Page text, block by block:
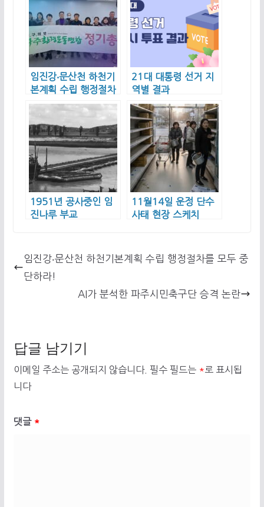
임진강‧문산천 하천기
본계획 수립 행정절차
를 모두 중단하라!
21대 대통령 선거 지
역별 결과
1951년 공사중인 임
진나루 부교
11월14일 운정 단수
사태 현장 스케치
임진강‧문산천 하천기본계획 수립 행정절차를 모두 중
단하라!
AI가 분석한 파주시민축구단 승격 논란
답글 남기기
이메일 주소는 공개되지 않습니다. 필수 필드는 *로 표시됩
니다
댓글 *